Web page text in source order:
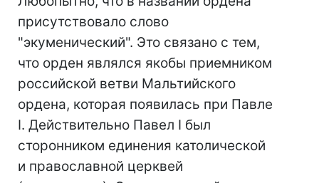
присутствовало слово
"экуменический". Это связано с тем,
что орден являлся якобы приемником
российской ветви Мальтийского
ордена, которая появилась при Павле
І. Действительно Павел І был
сторонником единения католической
и православной церквей